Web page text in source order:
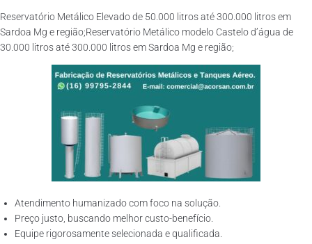
Reservatório Metálico Elevado de 50.000 litros até 300.000 litros em
Sardoa Mg e região;Reservatório Metálico modelo Castelo d’água de
30.000 litros até 300.000 litros em Sardoa Mg e região;
Atendimento humanizado com foco na solução.
Preço justo, buscando melhor custo-benefício.
Equipe rigorosamente selecionada e qualificada.